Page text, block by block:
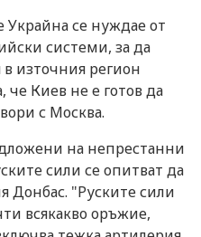
Украйна се нуждае от
системи, за да
източния регион
че Киев не е готов да
с Москва.
на непрестанни
сили се опитват да
Донбас. "Руските сили
всякакво оръжие,